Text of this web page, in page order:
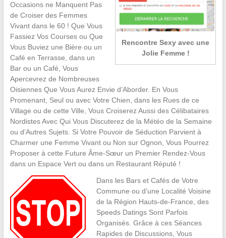
Rencontre Sexy avec une
Jolie Femme !
Occasions ne Manquent Pas
de Croiser des Femmes
Vivant dans le 60 ! Que Vous
Fassiez Vos Courses ou Que
Vous Buviez une Bière ou un
Café en Terrasse, dans un
Bar ou un Café, Vous
Apercevrez de Nombreuses
Oisiennes Que Vous Aurez Envie d’Aborder. En Vous
Promenant, Seul ou avec Votre Chien, dans les Rues de ce
Village ou de cette Ville, Vous Croiserez Aussi des Célibataires
Nordistes Avec Qui Vous Discuterez de la Météo de la Semaine
ou d’Autres Sujets. Si Votre Pouvoir de Séduction Parvient à
Charmer une Femme Vivant ou Non sur Ognon, Vous Pourrez
Proposer à cette Future Âme-Sœur un Premier Rendez-Vous
dans un Espace Vert ou dans un Restaurant Réputé !
Dans les Bars et Cafés de Votre
Commune ou d’une Localité Voisine
de la Région Hauts-de-France, des
Speeds Datings Sont Parfois
Organisés. Grâce à ces Séances
Rapides de Discussions, Vous